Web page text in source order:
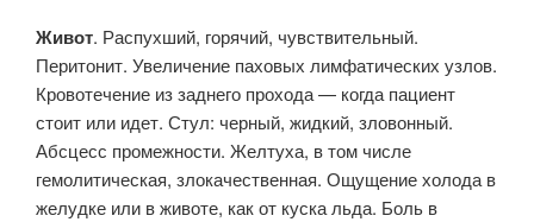
Живот. Распухший, горячий, чувствительный.
Перитонит. Увеличение паховых лимфатических узлов.
Кровотечение из заднего прохода — когда пациент
стоит или идет. Стул: черный, жидкий, зловонный.
Абсцесс промежности. Желтуха, в том числе
гемолитическая, злокачественная. Ощущение холода в
желудке или в животе, как от куска льда. Боль в